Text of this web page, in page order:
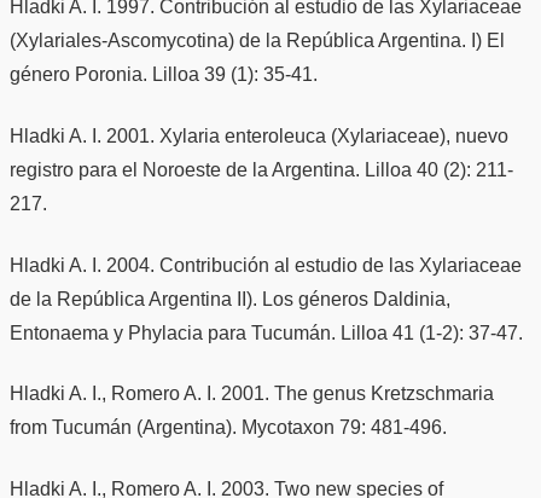
Hladki A. I. 1997. Contribución al estudio de las Xylariaceae
(Xylariales-Ascomycotina) de la República Argentina. I) El
género Poronia. Lilloa 39 (1): 35-41.
Hladki A. I. 2001. Xylaria enteroleuca (Xylariaceae), nuevo
registro para el Noroeste de la Argentina. Lilloa 40 (2): 211-
217.
Hladki A. I. 2004. Contribución al estudio de las Xylariaceae
de la República Argentina II). Los géneros Daldinia,
Entonaema y Phylacia para Tucumán. Lilloa 41 (1-2): 37-47.
Hladki A. I., Romero A. I. 2001. The genus Kretzschmaria
from Tucumán (Argentina). Mycotaxon 79: 481-496.
Hladki A. I., Romero A. I. 2003. Two new species of